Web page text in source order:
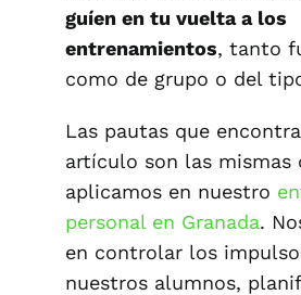
guíen en tu vuelta a los
entrenamientos, tanto
como de grupo o del
Las pautas que
artículo son las mismas
aplicamos en nuestro
personal en Granada.
en controlar los
nuestros alumnos,